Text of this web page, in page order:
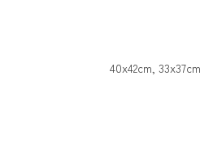
40x42cm, 33x37cm